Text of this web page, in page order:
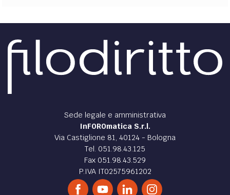
Sede legale e amministrativa
InFOROmatica S.r.l.
Via Castiglione 81, 40124 - Bologna
Tel. 051.98.43.125
Fax 051.98.43.529
P.IVA IT02575961202